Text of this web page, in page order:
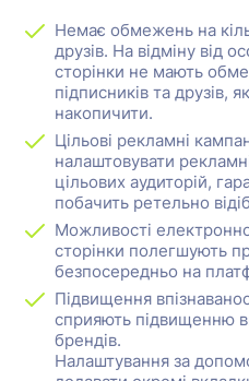
Немає обмежень на
друзів. На відміну від
сторінки не мають
підписників та друзів,
накопичити.
Цільові рекламні
налаштовувати
цільових аудиторій,
побачить ретельно
Можливості
сторінки полегшують
безпосередньо на
Підвищення
сприяють підвищенню
брендів.
Налаштування за